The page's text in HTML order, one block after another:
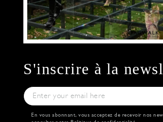
S'inscrire à la
En vous abonnant, vous acceptez de recevoir nos